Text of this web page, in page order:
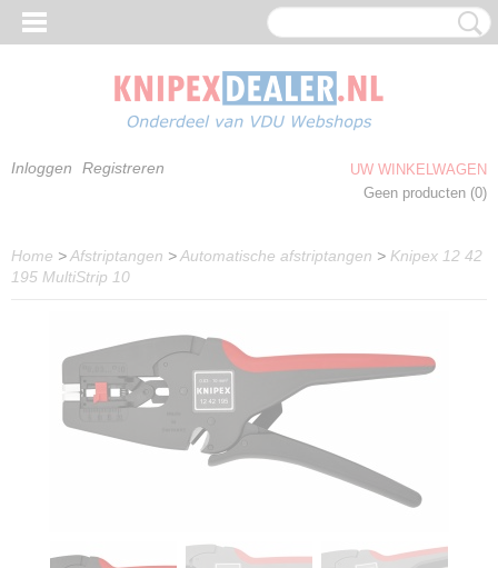
Inloggen Registreren
UW WINKELWAGEN
Geen producten (0)
Home >Afstriptangen >Automatische afstriptangen > Knipex 12 42
195 MultiStrip 10